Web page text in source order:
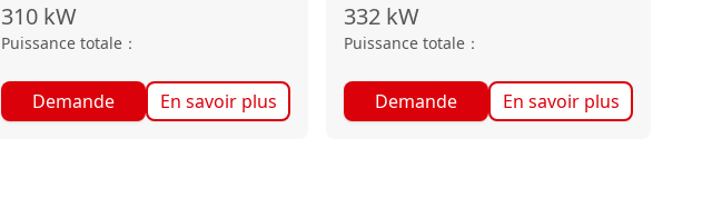
310 kW
Puissance totale ：
Demande En savoir plus
332 kW
Puissance totale ：
Demande En savoir plus